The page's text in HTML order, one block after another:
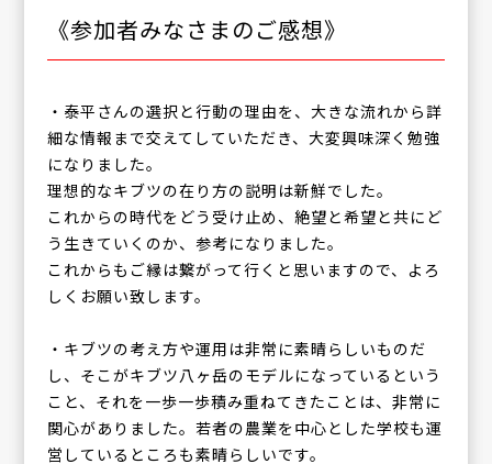
《参加者みなさまのご感想》
・泰平さんの選択と行動の理由を、大きな流れから詳
細な情報まで交えてしていただき、大変興味深く勉強
になりました。
理想的なキブツの在り方の説明は新鮮でした。
これからの時代をどう受け止め、絶望と希望と共にど
う生きていくのか、参考になりました。
これからもご縁は繋がって行くと思いますので、よろ
しくお願い致します。
・キブツの考え方や運用は非常に素晴らしいものだ
し、そこがキブツ八ヶ岳のモデルになっているという
こと、それを一歩一歩積み重ねてきたことは、非常に
関心がありました。若者の農業を中心とした学校も運
営しているところも素晴らしいです。